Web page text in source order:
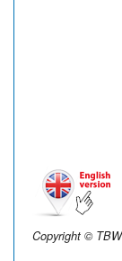
Copyright © TBW